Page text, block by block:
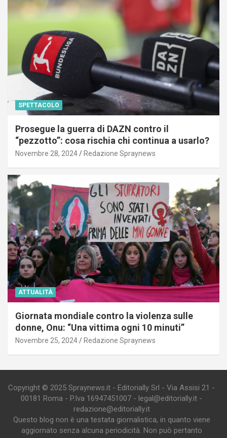
SPETTACOLO
Prosegue la guerra di DAZN contro il
“pezzotto”: cosa rischia chi continua a usarlo?
Novembre 28, 2024 Redazione Spraynews
ATTUALITÀ
Giornata mondiale contro la violenza sulle
donne, Onu: “Una vittima ogni 10 minuti”
Novembre 25, 2024 Redazione Spraynews
Copyright © 2025 Spraynews.it - Editorially Srl - Via Assisi 21 -
00181 Roma - P.Iva 16947451007 - legal@editorially.it -
redazione@editorially.it
Questo blog non è una testata giornalistica, in quanto viene
aggiornato senza alcuna periodicità. Non può pertanto